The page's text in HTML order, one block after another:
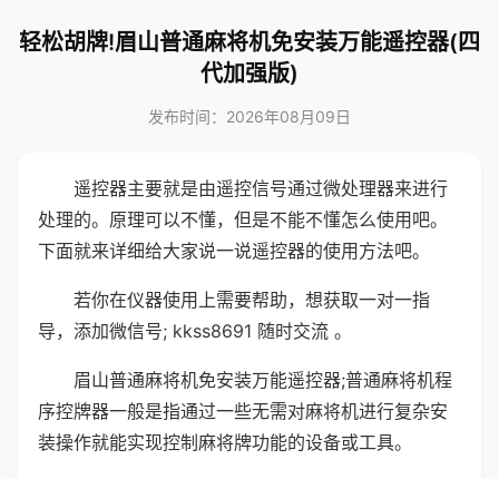
轻松胡牌!眉山普通麻将机免安装万能遥控器(四
代加强版)
发布时间：2026年08月09日
遥控器主要就是由遥控信号通过微处理器来进行
处理的。原理可以不懂，但是不能不懂怎么使用吧。
下面就来详细给大家说一说遥控器的使用方法吧。
若你在仪器使用上需要帮助，想获取一对一指
导，添加微信号; kkss8691 随时交流 。
眉山普通麻将机免安装万能遥控器;普通麻将机程
序控牌器一般是指通过一些无需对麻将机进行复杂安
装操作就能实现控制麻将牌功能的设备或工具。